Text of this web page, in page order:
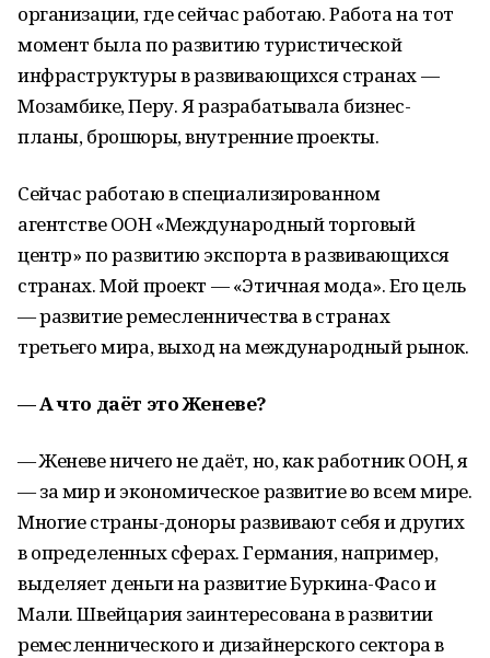
организации, где сейчас работаю. Работа на тот
момент была по развитию туристической
инфраструктуры в развивающихся странах —
Мозамбике, Перу. Я разрабатывала бизнес-
планы, брошюры, внутренние проекты.
Сейчас работаю в специализированном
агентстве ООН «Международный торговый
центр» по развитию экспорта в развивающихся
странах. Мой проект — «Этичная мода». Его цель
— развитие ремесленничества в странах
третьего мира, выход на международный рынок.
— А что даёт это Женеве?
— Женеве ничего не даёт, но, как работник ООН, я
— за мир и экономическое развитие во всем мире.
Многие страны-доноры развивают себя и других
в определенных сферах. Германия, например,
выделяет деньги на развитие Буркина-Фасо и
Мали. Швейцария заинтересована в развитии
ремесленнического и дизайнерского сектора в